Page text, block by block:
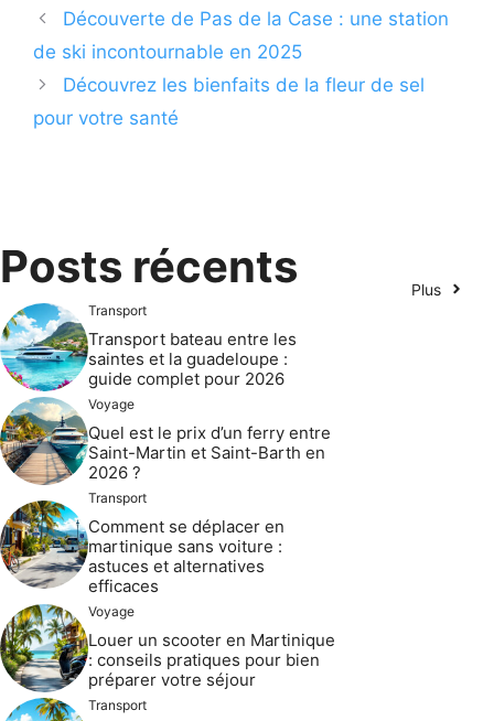
Découverte de Pas de la Case : une station
de ski incontournable en 2025
Découvrez les bienfaits de la fleur de sel
pour votre santé
Posts récents Plus
Transport
Transport bateau entre les
saintes et la guadeloupe :
guide complet pour 2026
Voyage
Quel est le prix d’un ferry entre
Saint-Martin et Saint-Barth en
2026 ?
Transport
Comment se déplacer en
martinique sans voiture :
astuces et alternatives
efficaces
Voyage
Louer un scooter en Martinique
: conseils pratiques pour bien
préparer votre séjour
Transport